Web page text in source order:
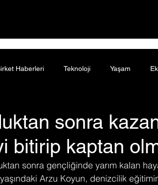
Haberleri Teknoloji Yaşam
sonra
bitirip kaptan
sonra gençliğinde yarım kalan
Arzu Koyun, denizcilik